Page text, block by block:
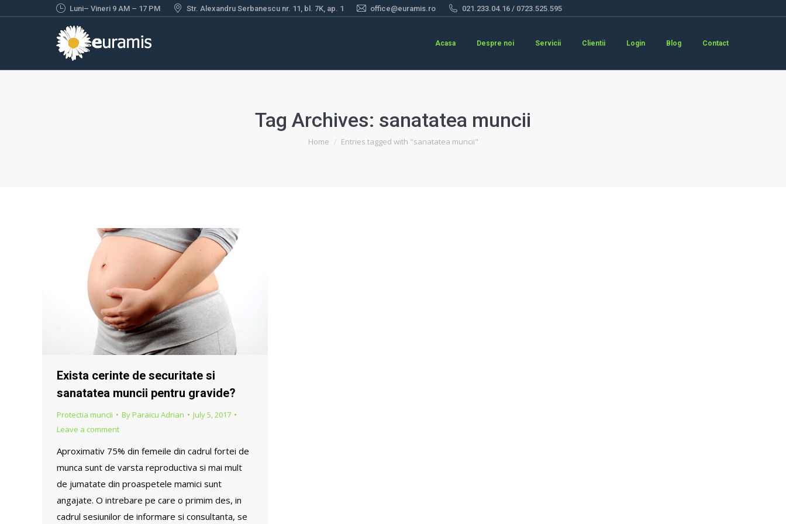
Luni– Vineri 9 AM – 17 PM Str. Alexandru Serbanescu nr. 11, bl. 7K, ap. 1 office@euramis.ro 021.233.04.16 / 0723.525.595
Acasa Despre noi Servicii Clientii Login Blog Contact
Tag Archives: sanatatea muncii
You are here:
Home Entries tagged with "sanatatea muncii"
Exista cerinte de securitate si
sanatatea muncii pentru gravide?
Protectia muncii ByParaicu Adrian
July 5, 2017
Leave a comment
Aproximativ 75% din femeile din cadrul fortei de
munca sunt de varsta reproductiva si mai mult
de jumatate din proaspetele mamici sunt
angajate. O intrebare pe care o primim des, in
cadrul sesiunilor de informare si consultanta, se